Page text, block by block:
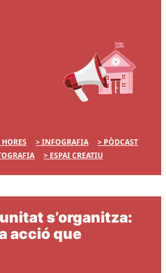
INFOGRAFIA
PÒDCAST
ESPAI CREATIU
s’organitza:
acció que